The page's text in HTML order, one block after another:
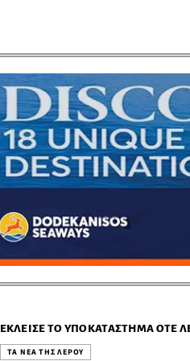
ΈΚΛΕΙΣΕ ΤΟ ΥΠΟΚΑΤΆΣΤΗΜΑ ΟΤΕ
ΤΑ ΝΕΑ ΤΗΣ ΛΕΡΟΥ